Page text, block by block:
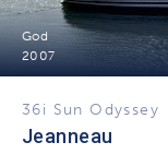
God
2007
36i Sun Odyssey
Jeanneau